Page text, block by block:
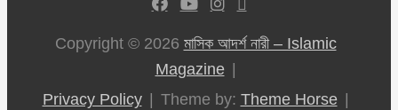
Copyright © 2026 মাসিক আদর্শ নারী – Islamic
Magazine
Privacy Policy
Theme by: Theme Horse